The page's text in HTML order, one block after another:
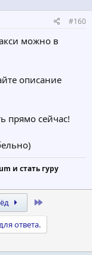
#160
можно в
описание
прямо сейчас!
и стать гуру
ответа.